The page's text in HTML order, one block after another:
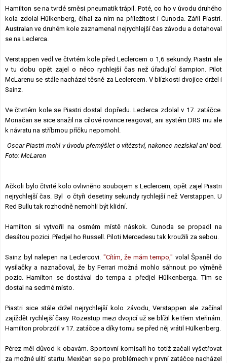
Hamilton se na tvrdé směsi pneumatik trápil. Poté, co ho v úvodu druhého
kola zdolal Hülkenberg, číhal za ním na příležitost i Cunoda. Zářil Piastri.
Australan ve druhém kole zaznamenal nejrychlejší čas závodu a dotahoval
se na Leclerca.
Verstappen vedl ve čtvrtém kole před Leclercem o 1,6 sekundy. Piastri ale
v tu dobu opět zajel o něco rychlejší čas než úřadující šampion. Pilot
McLarenu se stále nacházel těsně za Leclercem. V blízkosti dvojice držel i
Sainz.
Ve čtvrtém kole se Piastri dostal dopředu. Leclerca zdolal v 17. zatáčce.
Monačan se sice snažil na cílové rovince reagovat, ani systém DRS mu ale
k návratu na stříbrnou příčku nepomohl.
Oscar Piastri mohl v úvodu přemýšlet o vítězství, nakonec nezískal ani bod.
Foto: McLaren
Ačkoli bylo čtvrté kolo ovlivněno soubojem s Leclercem, opět zajel Piastri
nejrychlejší čas. Byl o čtyři desetiny sekundy rychlejší než Verstappen. U
Red Bullu tak rozhodně nemohli být klidní.
Hamilton si vytvořil na osmém místě náskok. Cunoda se propadl na
desátou pozici. Předjel ho Russell. Piloti Mercedesu tak kroužili za sebou.
Sainz byl nalepen na Leclercovi. "Cítím, že mám tempo," volal Španěl do
vysílačky a naznačoval, že by Ferrari možná mohlo sáhnout po výměně
pozic. Hamilton se dostával do tempa a předjel Hülkenberga. Tím se
dostal na sedmé místo.
Piastri sice stále držel nejrychlejší kolo závodu, Verstappen ale začínal
zajíždět rychlejší časy. Rozestup mezi dvojicí už se blížil ke třem vteřinám.
Hamilton probrzdil v 17. zatáčce a díky tomu se před něj vrátil Hülkenberg.
Pérez měl důvod k obavám. Sportovní komisaři ho totiž začali vyšetřovat
za možné ulití startu. Mexičan se po problémech v první zatáčce nacházel